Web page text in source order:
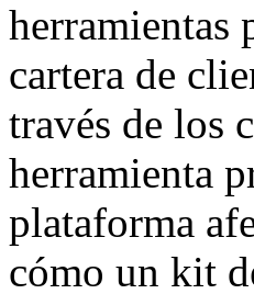
herramientas
cartera de
través de los
herramienta
plataforma
cómo un kit